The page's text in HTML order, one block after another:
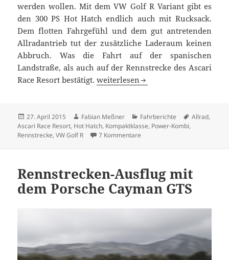
werden wollen. Mit dem VW Golf R Variant gibt es
den 300 PS Hot Hatch endlich auch mit Rucksack.
Dem flotten Fahrgefühl und dem gut antretenden
Allradantrieb tut der zusätzliche Laderaum keinen
Abbruch. Was die Fahrt auf der spanischen
Landstraße, als auch auf der Rennstrecke des Ascari
Race Resort bestätigt.Fahrbericht VW Golf R Variant:
weiterlesen
Veröffentlicht
am
27. April 2015 Autor
Fabian Meßner Kategorien
Fahrberichte Schlagwörter
Allrad,
Ascari Race Resort, Hot Hatch, Kompaktklasse, Power-Kombi,
Rennstrecke,VW Golf R 7 Kommentare
Rennstrecken-Ausflug mit
dem Porsche Cayman GTS